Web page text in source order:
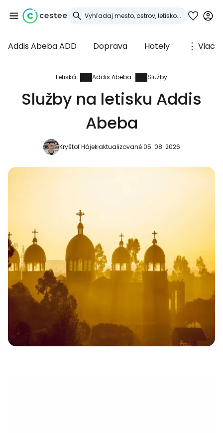
Addis Abeba ADD Doprava Hotely Viac
Letiská Addis Abeba Služby
Služby na letisku Addis
Abeba
Kryštof Hájekaktualizované 05. 08. 2026
Prihláste sa do
služby Cestee
... celosvetovej komunity cestovateľov
Pokračovať s e-mailom